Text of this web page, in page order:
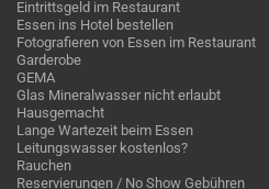
Eintrittsgeld im Restaurant
Essen ins Hotel bestellen
Fotografieren von Essen im Restaurant
Garderobe
GEMA
Glas Mineralwasser nicht erlaubt
Hausgemacht
Lange Wartezeit beim Essen
Leitungswasser kostenlos?
Rauchen
Reservierungen / No Show Gebühren